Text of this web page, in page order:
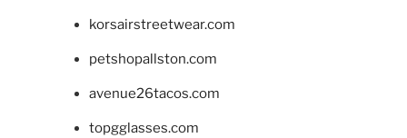
korsairstreetwear.com
petshopallston.com
avenue26tacos.com
topgglasses.com